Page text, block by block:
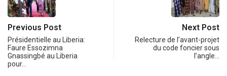
Previous Post
Présidentielle au Liberia:
Faure Essozimna
Gnassingbé au Liberia
pour…
Next Post
Relecture de l’avant-projet
du code foncier sous
l’angle…